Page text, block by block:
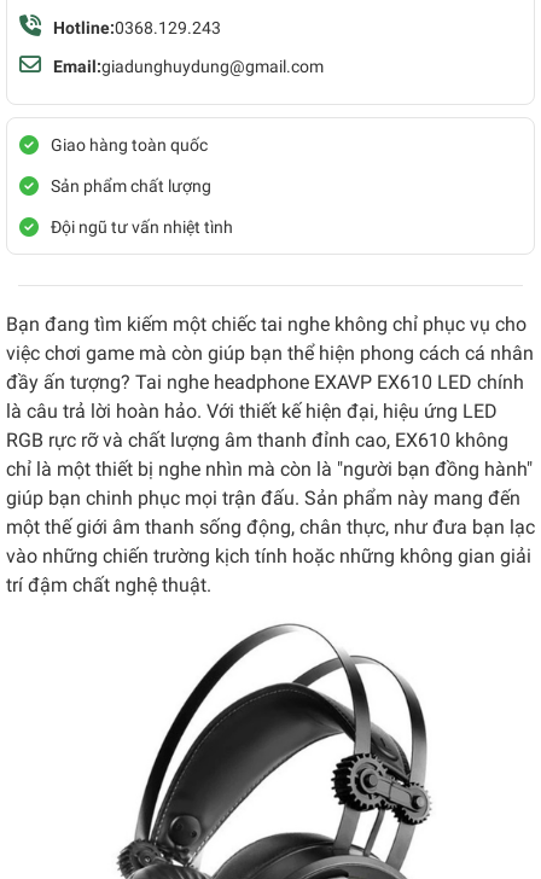
Hotline:0368.129.243
Email:giadunghuydung@gmail.com
Giao hàng toàn quốc
Sản phẩm chất lượng
Đội ngũ tư vấn nhiệt tình
Bạn đang tìm kiếm một chiếc tai nghe không chỉ phục vụ cho
việc chơi game mà còn giúp bạn thể hiện phong cách cá nhân
đầy ấn tượng? Tai nghe headphone EXAVP EX610 LED chính
là câu trả lời hoàn hảo. Với thiết kế hiện đại, hiệu ứng LED
RGB rực rỡ và chất lượng âm thanh đỉnh cao, EX610 không
chỉ là một thiết bị nghe nhìn mà còn là "người bạn đồng hành"
giúp bạn chinh phục mọi trận đấu. Sản phẩm này mang đến
một thế giới âm thanh sống động, chân thực, như đưa bạn lạc
vào những chiến trường kịch tính hoặc những không gian giải
trí đậm chất nghệ thuật.